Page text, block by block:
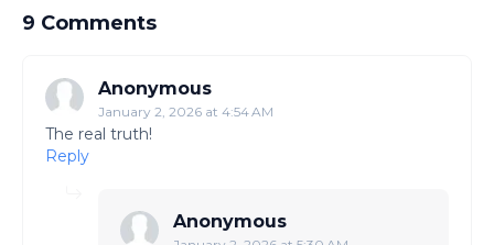
9 Comments
Anonymous
January 2, 2026 at 4:54 AM
The real truth!
Reply
Anonymous